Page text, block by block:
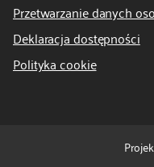
Przetwarzanie danych
Deklaracja dostępności
Polityka cookie